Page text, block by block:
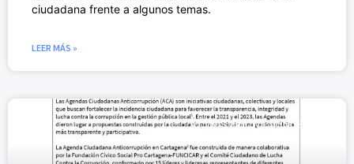
ciudadana frente a algunos temas.
LEER MÁS »
ACTIVISMO CÍVICO (NUEVO)